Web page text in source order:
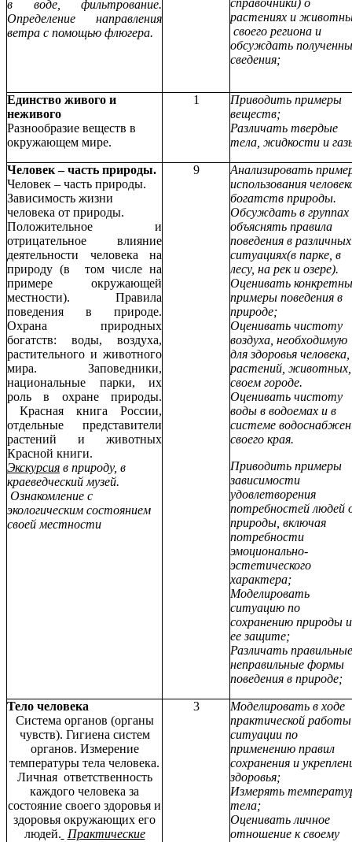
в воде, фильтрование.
Определение направления
ветра с помощью флюгера.
справочники) о
растениях и
своего региона и
обсуждать
сведения;
Единство живого и
неживого
Разнообразие веществ в
окружающем мире.
1
Приводить примеры
веществ;
Различать твердые
тела, жидкости и
Человек – часть природы.
Человек – часть природы.
Зависимость жизни
человека от природы.
Положительное и
отрицательное влияние
деятельности человека на
природу (в том числе на
примере окружающей
местности). Правила
поведения в природе.
Охрана природных
богатств: воды, воздуха,
растительного и животного
мира. Заповедники,
национальные парки, их
роль в охране природы.
Красная книга России,
отдельные представители
растений и животных
Красной книги.
Экскурсия в природу, в
краеведческий музей.
Ознакомление с
экологическим состоянием
своей местности
9
Анализировать
использования
богатств природы.
Обсуждать в группах
объяснять правила
поведения в различных
ситуациях(в парке, в
лесу, на рек и озере).
Оценивать
примеры поведения в
природе;
Оценивать чистоту
воздуха, необходимую
для здоровья человека,
растений, животных,
своем городе.
Оценивать чистоту
воды в водоемах и в
системе
своего края.
Приводить примеры
зависимости
удовлетворения
потребностей людей
природы, включая
потребности
эмоционально-
эстетического
характера;
Моделировать
ситуацию по
сохранению природы и
ее защите;
Различать
неправильные формы
поведения в природе;
Тело человека
Система органов (органы
чувств). Гигиена систем
органов. Измерение
температуры тела человека.
Личная ответственность
каждого человека за
состояние своего здоровья и
здоровья окружающих его
людей. Практические
3
Моделировать в ходе
практической работы
ситуации по
применению правил
сохранения и
здоровья;
Измерять
тела;
Оценивать личное
отношение к своему